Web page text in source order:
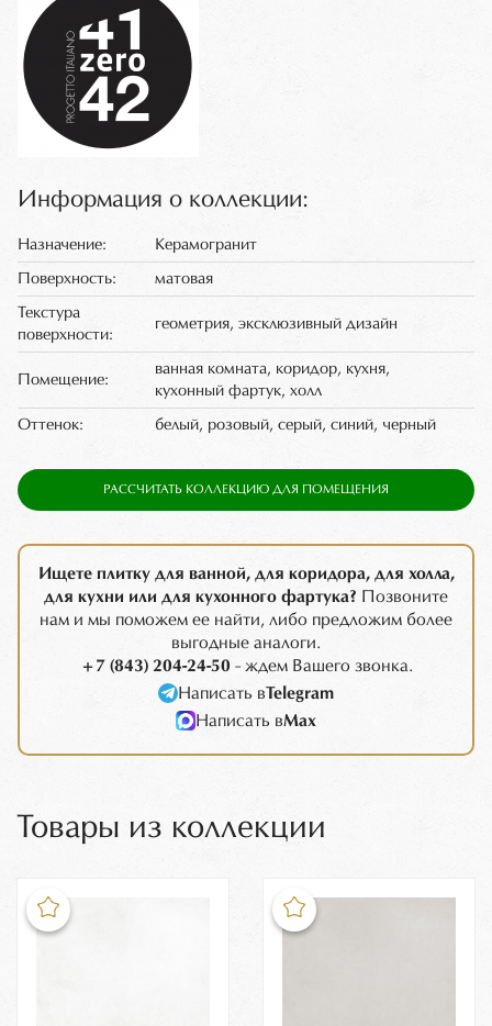
Информация о коллекции:
Назначение: Керамогранит
Поверхность: матовая
Текстура
поверхности:
геометрия, эксклюзивный дизайн
Помещение:
ванная комната, коридор, кухня,
кухонный фартук, холл
Оттенок: белый, розовый, серый, синий, черный
РАССЧИТАТЬ КОЛЛЕКЦИЮ ДЛЯ ПОМЕЩЕНИЯ
Ищете плитку для ванной, для коридора, для холла,
для кухни или для кухонного фартука? Позвоните
нам и мы поможем ее найти, либо предложим более
выгодные аналоги.
+7 (843) 204-24-50- ждем Вашего звонка.
Написать вTelegram
Написать вMax
Товары из коллекции